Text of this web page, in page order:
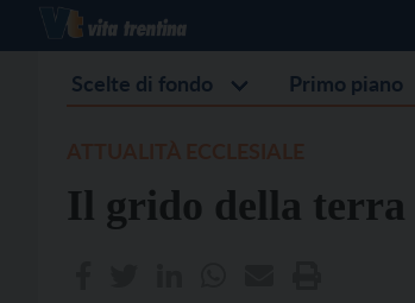
Scelte di fondo Primo piano
Il grido della terra